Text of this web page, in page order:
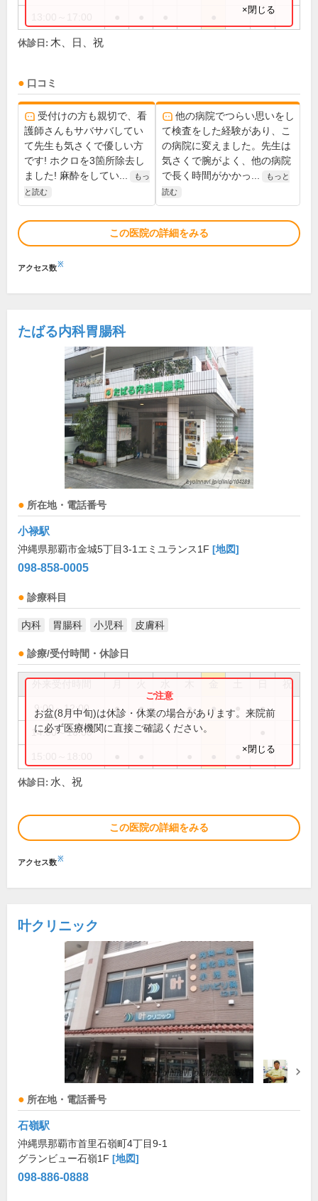
×閉じる
休診日: 木、日、祝
口コミ
受付けの方も親切で、看
護師さんもサバサバしてい
て先生も気さくで優しい方
です! ホクロを3箇所除去し
ました! 麻酔をしてい...
もっ
と読む
他の病院でつらい思いをし
て検査をした経験があり、こ
の病院に変えました。先生は
気さくで腕がよく、他の病院
で長く時間がかかっ...
もっと
読む
この医院の詳細をみる
アクセス数※
たばる内科胃腸科
所在地・電話番号
小禄駅
沖縄県那覇市金城5丁目3-1エミユランス1F [地図]
098-858-0005
診療科目
内科 胃腸科 小児科 皮膚科
診療/受付時間・休診日
祝
9:00～12:00 ● ● ● ● ●
14:00～16:00
お盆(8月中旬)は休診・休業の場合があります。来院前
に必ず医療機関に直接ご確認ください。
×閉じる
休診日: 水、祝
この医院の詳細をみる
アクセス数※
叶クリニック
所在地・電話番号
石嶺駅
沖縄県那覇市首里石嶺町4丁目9-1
グランビュー石嶺1F [地図]
098-886-0888